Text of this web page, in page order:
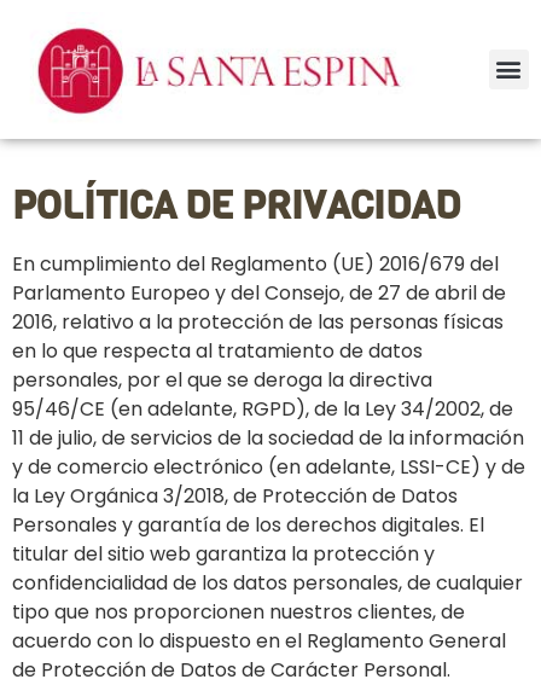
POLÍTICA DE PRIVACIDAD
En cumplimiento del Reglamento (UE) 2016/679 del
Parlamento Europeo y del Consejo, de 27 de abril de
2016, relativo a la protección de las personas físicas
en lo que respecta al tratamiento de datos
personales, por el que se deroga la directiva
95/46/CE (en adelante, RGPD), de la Ley 34/2002, de
11 de julio, de servicios de la sociedad de la información
y de comercio electrónico (en adelante, LSSI-CE) y de
la Ley Orgánica 3/2018, de Protección de Datos
Personales y garantía de los derechos digitales. El
titular del sitio web garantiza la protección y
confidencialidad de los datos personales, de cualquier
tipo que nos proporcionen nuestros clientes, de
acuerdo con lo dispuesto en el Reglamento General
de Protección de Datos de Carácter Personal.